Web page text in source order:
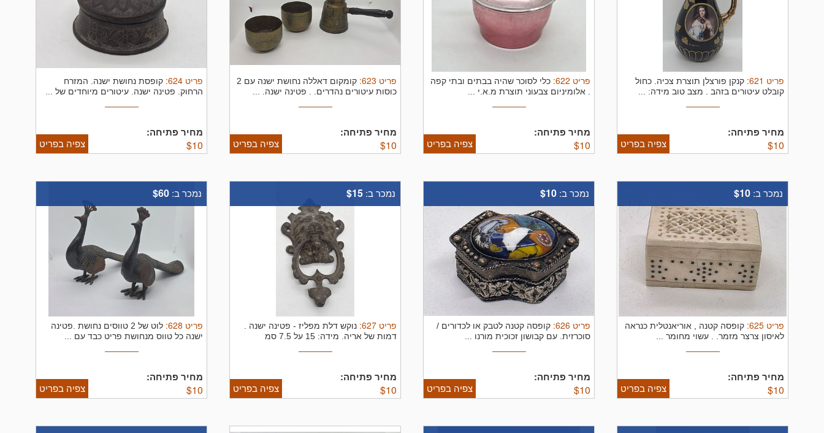
פריט 621
: קנקן פורצלן תוצרת צכיה. כחול
קובלט עיטורים בזהב . מצב טוב מידה: ...
מחיר פתיחה:
$10 צפיה בפריט
פריט 622
: כלי לסוכר שהיה בבתים ובתי קפה
. אלומיניום צבעוני תוצרת מ.א.י ...
מחיר פתיחה:
$10 צפיה בפריט
פריט 623
:
קומקום דאללה נחושת ישנה עם 2
כוסות עיטורים נהדרים. . פטינה ישנה. ...
מחיר פתיחה:
$10 צפיה בפריט
פריט 624
: קופסת נחושת ישנה. המזרח
הרחוק. פטינה ישנה. עיטורים מיוחדים של ...
מחיר פתיחה:
$10 צפיה בפריט
נמכר ב: $10
פריט 625
: קופסה קטנה , אוריאנטלית כנראה
לאיסון צרצר מזמר. . עשוי מחומר ...
מחיר פתיחה:
$10 צפיה בפריט
נמכר ב: $10
פריט 626
: קופסה קטנה לטבק או לכדורים /
סוכרזית. עם קבושון זכוכית מורנו ...
מחיר פתיחה:
$10 צפיה בפריט
נמכר ב: $15
פריט 627
: נוקש דלת מפליז - פטינה ישנה .
דמות של אריה. מידה: 15 על 7.5 סמ
מחיר פתיחה:
$10 צפיה בפריט
נמכר ב: $60
פריט 628
:
לוט של 2 טווסים נחושת .פטינה
ישנה כל טווס מנחושת פריט כבד עם ...
מחיר פתיחה:
$10 צפיה בפריט